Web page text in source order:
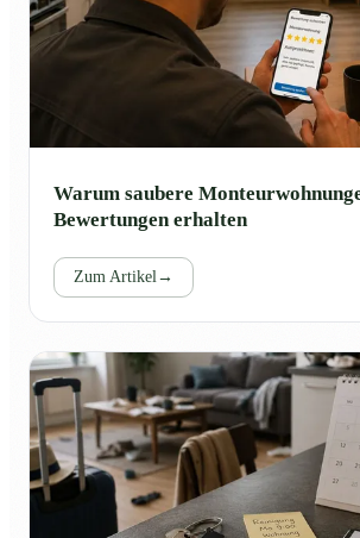
Warum saubere
Bewertungen erhalten
Zum Artikel→